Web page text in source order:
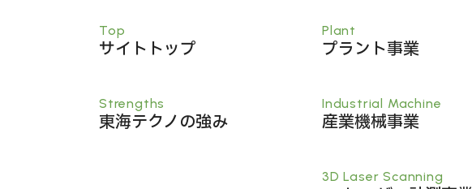
Top
サイトトップ
Strengths
東海テクノの強み
Plant
プラント事業
Industrial Machine
産業機械事業
3D Laser Scanning